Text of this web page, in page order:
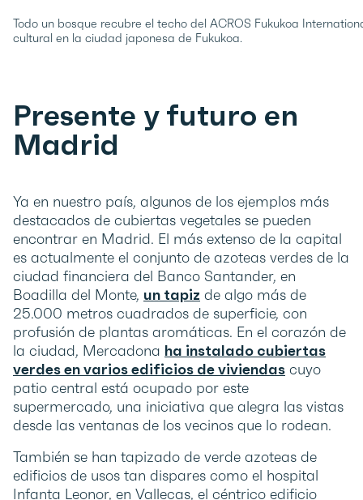
Todo un bosque recubre el techo del ACROS Fukukoa
cultural en la ciudad japonesa de Fukukoa.
Presente y futuro en
Madrid
Ya en nuestro país, algunos de los ejemplos más
destacados de cubiertas vegetales se pueden
encontrar en Madrid. El más extenso de la capital
es actualmente el conjunto de azoteas verdes de la
ciudad financiera del Banco Santander, en
Boadilla del Monte, un tapiz de algo más de
25.000 metros cuadrados de superficie, con
profusión de plantas aromáticas. En el corazón de
la ciudad, Mercadona ha instalado cubiertas
verdes en varios edificios de viviendas cuyo
patio central está ocupado por este
supermercado, una iniciativa que alegra las vistas
desde las ventanas de los vecinos que lo rodean.
También se han tapizado de verde azoteas de
edificios de usos tan dispares como el hospital
Infanta Leonor, en Vallecas, el céntrico edificio